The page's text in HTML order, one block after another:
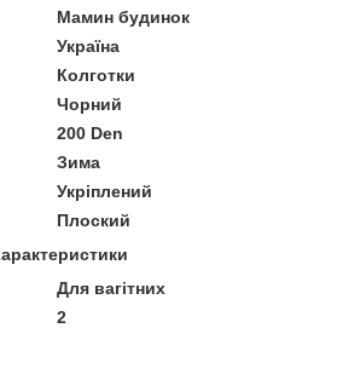
Мамин будинок
Україна
Колготки
Чорний
200 Den
Зима
Укріплений
Плоский
Для вагітних
2